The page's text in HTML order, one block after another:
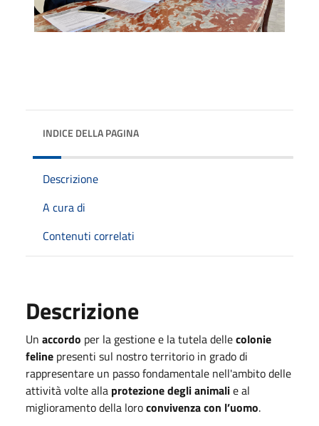
INDICE DELLA PAGINA
Descrizione
A cura di
Contenuti correlati
Descrizione
Un accordo per la gestione e la tutela dellecolonie
feline presenti sul nostro territorio in grado di
rappresentare un passo fondamentale nell'ambito delle
attività volte alla protezione degli animalie al
miglioramento della loroconvivenza con l’uomo.